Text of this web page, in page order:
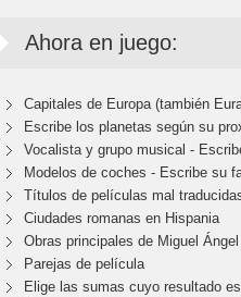
Ahora en juego:
Capitales de Europa (también
Escribe los planetas según su
Vocalista y grupo musical -
Modelos de coches - Escribe su
Títulos de películas mal
Ciudades romanas en Hispania
Obras principales de Miguel Ángel
Parejas de película
Elige las sumas cuyo resultado